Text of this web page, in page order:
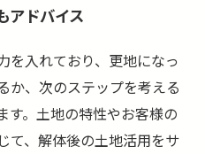
アドバイス
を入れており、更地になっ
か、次のステップを考える
す。土地の特性やお客様の
て、解体後の土地活用をサ